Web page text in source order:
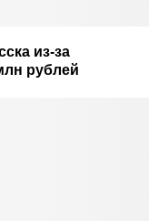
из-за
рублей